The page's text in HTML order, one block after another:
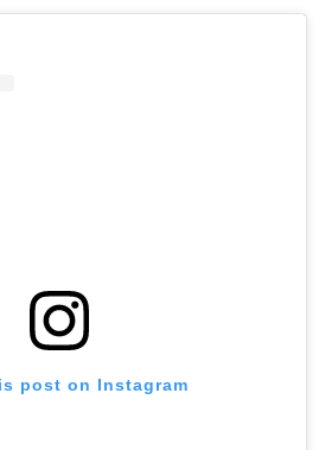
post on Instagram